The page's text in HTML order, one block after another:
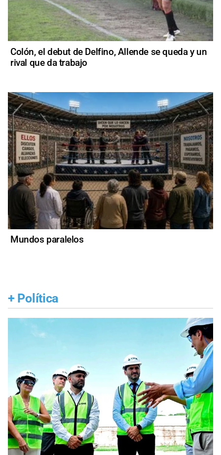
Colón, el debut de Delfino, Allende se queda y un
rival que da trabajo
Mundos paralelos
+ Política